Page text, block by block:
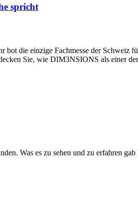
spricht
die einzige Fachmesse der Schweiz
Sie, wie DIM3NSIONS als einer
Was es zu sehen und zu erfahren gab